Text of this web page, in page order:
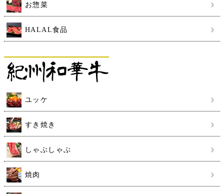
お惣菜
HALAL食品
ユッケ
すき焼き
しゃぶしゃぶ
焼肉